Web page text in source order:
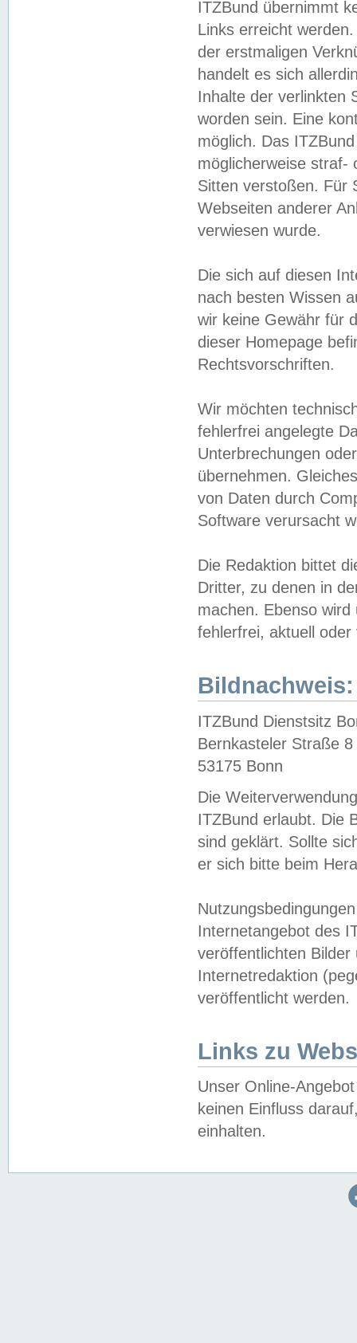
ITZBund übernimmt
Links erreicht
der erstmaligen
handelt es sich
Inhalte der verlinkten
worden sein. Eine
möglich. Das
möglicherweise straf-
Sitten verstoßen. Für
Webseiten anderer
verwiesen wurde.
Die sich auf diesen
nach besten Wissen
wir keine Gewähr für
dieser Homepage
Rechtsvorschriften.
Wir möchten
fehlerfrei angelegte
Unterbrechungen
übernehmen.
von Daten durch
Software verursacht
Die Redaktion bittet
Dritter, zu denen in
machen. Ebenso
fehlerfrei, aktuell oder
Bildnachweis:
ITZBund Dienstsitz
Bernkasteler Straße 8
53175 Bonn
Die
ITZBund erlaubt. Die
sind geklärt. Sollte
er sich bitte beim
Internetangebot des
veröffentlichten
Internetredaktion
veröffentlicht werden.
Links zu
Unser Online-
keinen Einfluss
einhalten.